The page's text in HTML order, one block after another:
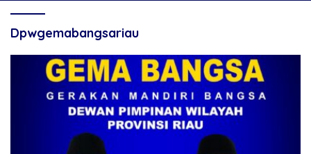
Dpwgemabangsariau